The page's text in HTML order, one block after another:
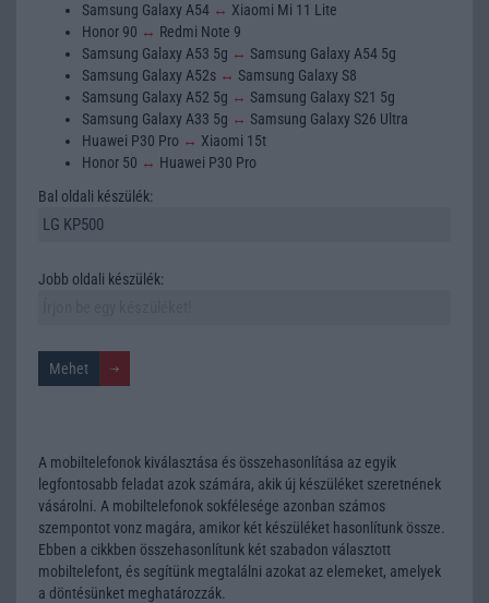
Samsung Galaxy A54 ↔ Xiaomi Mi 11 Lite
Honor 90 ↔ Redmi Note 9
Samsung Galaxy A53 5g ↔ Samsung Galaxy A54 5g
Samsung Galaxy A52s ↔ Samsung Galaxy S8
Samsung Galaxy A52 5g ↔ Samsung Galaxy S21 5g
Samsung Galaxy A33 5g ↔ Samsung Galaxy S26 Ultra
Huawei P30 Pro ↔ Xiaomi 15t
Honor 50 ↔ Huawei P30 Pro
Bal oldali készülék:
Jobb oldali készülék:
A mobiltelefonok kiválasztása és összehasonlítása az egyik
legfontosabb feladat azok számára, akik új készüléket szeretnének
vásárolni. A mobiltelefonok sokfélesége azonban számos
szempontot vonz magára, amikor két készüléket hasonlítunk össze.
Ebben a cikkben összehasonlítunk két szabadon választott
mobiltelefont, és segítünk megtalálni azokat az elemeket, amelyek
a döntésünket meghatározzák.